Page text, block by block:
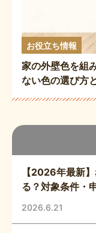
【2026年最新
る？対象条件・
2026.6.21
お役立ち情報
家の外壁色を組
ない色の選び方